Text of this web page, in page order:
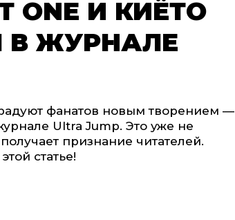
ONE И КИЁТО
В ЖУРНАЛЕ
фанатов новым творением —
Ultra Jump. Это уже не
признание читателей.
статье!